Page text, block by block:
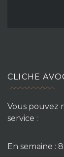
CLICHE
Vous pouvez
service :
En semaine :